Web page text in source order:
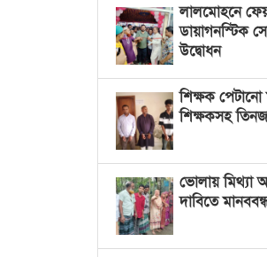
লালমোহনে
ডায়াগনস্টিক
উদ্বোধন
শিক্ষক পেটানো
শিক্ষকসহ
ভোলায় মিথ্যা
দাবিতে